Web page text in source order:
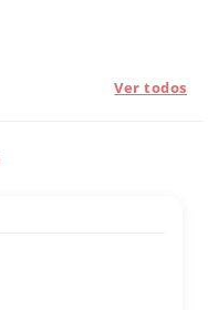
Ver todos